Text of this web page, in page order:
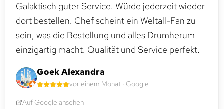
Galaktisch guter Service. Würde jederzeit wieder
dort bestellen. Chef scheint ein Weltall-Fan zu
sein, was die Bestellung und alles Drumherum
einzigartig macht. Qualität und Service perfekt.
Goek Alexandra
vor einem Monat · Google
Auf Google ansehen